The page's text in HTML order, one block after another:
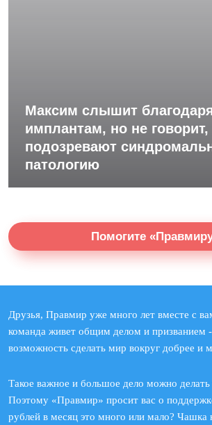
Максим слышит
имплантам, но не говорит,
подозревают
патологию
Помогите
Друзья, Правмир уже много лет вместе с
команда живет общим делом и призванием
возможность сделать мир вокруг добрее и
Такое важное и большое дело можно делать
Поэтому «Правмир» просит вас о
рублей в месяц это много или мало? Чашка